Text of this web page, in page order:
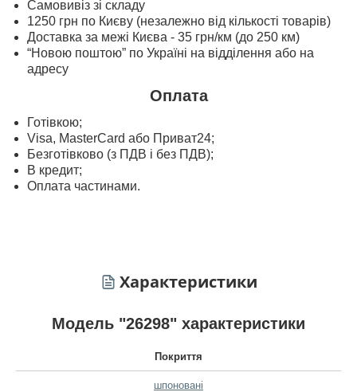
Самовивіз зі складу
1250 грн по Києву (незалежно від кількості товарів)
Доставка за межі Києва - 35 грн/км (до 250 км)
“Новою поштою” по Україні на відділення або на
адресу
Оплата
Готівкою;
Visa, MasterСard або Приват24;
Безготівково (з ПДВ і без ПДВ);
В кредит;
Оплата частинами.
Характеристики
Модель "26298" характеристики
Покриття
шпоновані